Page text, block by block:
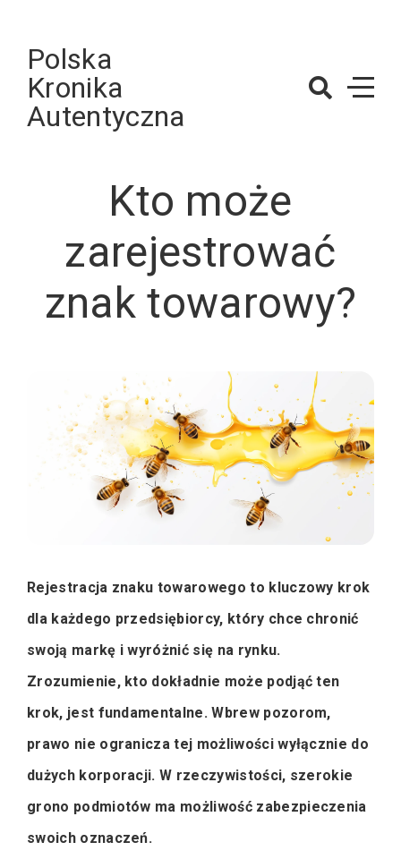
contentPolska
Kronika
Autentyczna
Kto może
zarejestrować
znak towarowy?
Rejestracja znaku towarowego to kluczowy krok
dla każdego przedsiębiorcy, który chce chronić
swoją markę i wyróżnić się na rynku.
Zrozumienie, kto dokładnie może podjąć ten
krok, jest fundamentalne. Wbrew pozorom,
prawo nie ogranicza tej możliwości wyłącznie do
dużych korporacji. W rzeczywistości, szerokie
grono podmiotów ma możliwość zabezpieczenia
swoich oznaczeń.